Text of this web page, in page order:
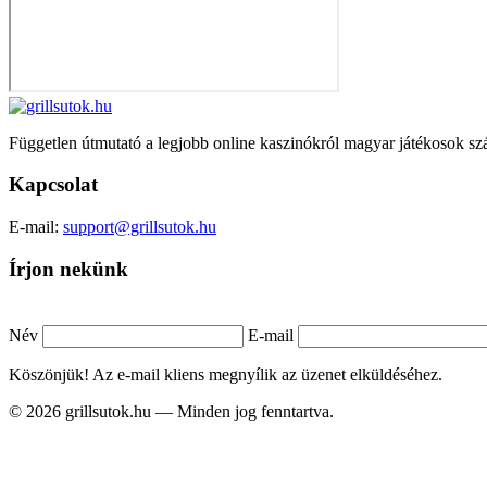
Független útmutató a legjobb online kaszinókról magyar játékosok
Kapcsolat
E-mail: support@grillsutok.hu
Írjon nekünk
Név E-mail
Köszönjük! Az e-mail kliens megnyílik az üzenet elküldéséhez.
© 2026 grillsutok.hu — Minden jog fenntartva.